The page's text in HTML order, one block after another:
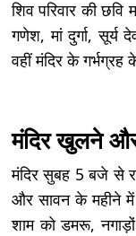
शिव परिवार की छवि
गणेश, मां दुर्गा, सूर्य
वहीं मंदिर के गर्भग्रह
मंदिर खुलने
मंदिर सुबह 5 बजे से
और सावन के महीने में
शाम को डमरू,